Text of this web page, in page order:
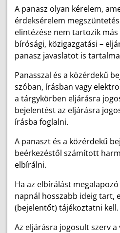
A panasz olyan kérelem,
érdeksérelem
elintézése nem tartozik más
bírósági, közigazgatási –
panasz javaslatot is
Panasszal és a közérdekű
szóban, írásban vagy
a tárgykörben eljárásra
bejelentést az eljárásra
írásba foglalni.
A panaszt és a közérdekű
beérkezéstől számított
elbírálni.
Ha az elbírálást
napnál hosszabb ideig tart,
(bejelentőt) tájékoztatni kell.
Az eljárásra jogosult szerv